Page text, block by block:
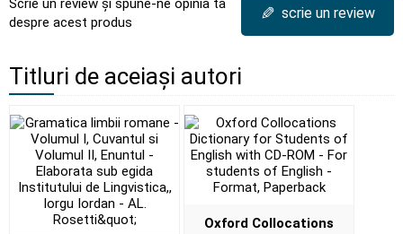
Scrie un review și spune-ne opinia ta
despre acest produs
✎ scrie un review
Titluri de aceiași autori
Oxford Collocations